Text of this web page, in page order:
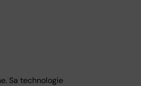
Sa technologie